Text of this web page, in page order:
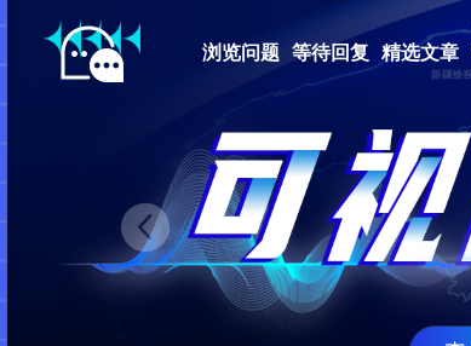
Prev
浏览问题 等待回复 精选文章